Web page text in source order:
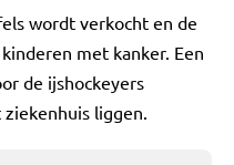
wordt verkocht en de
met kanker. Een
de ijshockeyers
liggen.